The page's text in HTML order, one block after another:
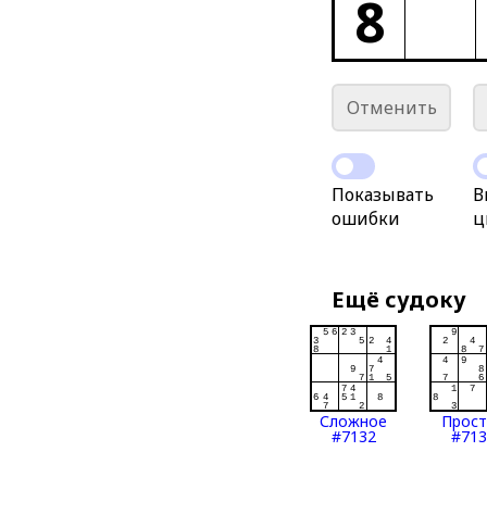
8
Отменить
Показывать
ошибки
Ещё судоку
Сложное
#7132